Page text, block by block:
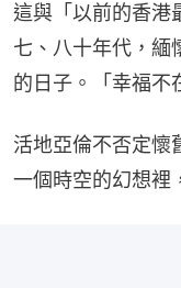
這與「以前的香港
七、八十年代，緬
的日子。「幸福不
活地亞倫不否定懷
一個時空的幻想裡